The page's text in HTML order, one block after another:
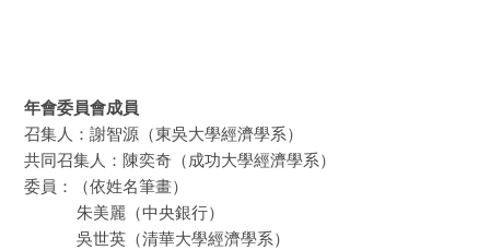
年會委員會成員
召集人：謝智源（東吳大學經濟學系）
共同召集人：陳奕奇（成功大學經濟學系）
委員：（依姓名筆畫）
朱美麗（中央銀行）
吳世英（清華大學經濟學系）